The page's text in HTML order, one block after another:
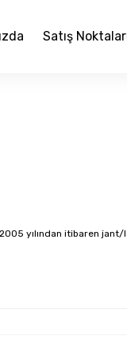
Satış
yılından itibaren jant/